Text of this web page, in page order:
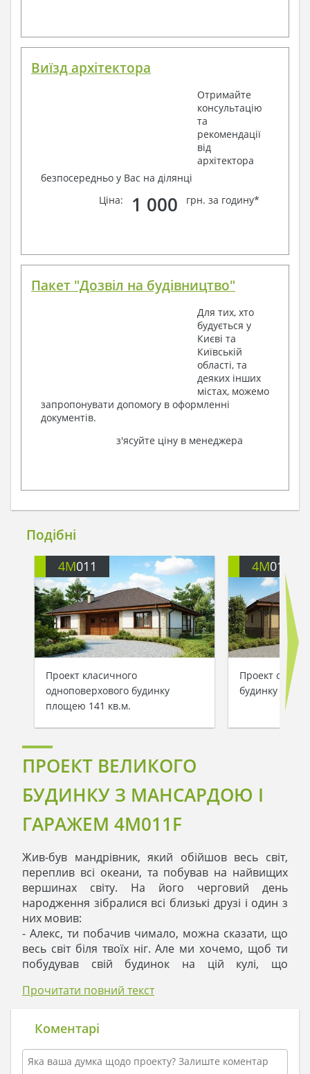
Виїзд архітектора
Отримайте
консультацію
та
рекомендації
від
архітектора
безпосередньо у Вас на ділянці
Ціна:
1 000 грн. за годину*
Пакет "Дозвіл на будівництво"
Для тих, хто
будується у
Києві та
Київській
області, та
деяких інших
містах, можемо
запропонувати допомогу в оформленні
документів.
з'ясуйте ціну в менеджера
Подібні
4M011
Проект класичного
одноповерхового будинку
площею 141 кв.м.
4M011B
Проект
будинку з
ПРОЕКТ ВЕЛИКОГО
БУДИНКУ З МАНСАРДОЮ І
ГАРАЖЕМ 4M011F
Жив-був мандрівник, який обійшов весь світ,
переплив всі океани, та побував на найвищих
вершинах світу. На його черговий день
народження зібралися всі близькі друзі і один з
них мовив:
- Алекс, ти побачив чимало, можна сказати, що
весь світ біля твоїх ніг. Але ми хочемо, щоб ти
побудував свій будинок на цій кулі, що
даруємо тобі проект мальовничого особняка,
свої фото та знахідки. Нехай у тебе буде свій світ
Він простягнув Алексу папери, ошатно
перев'язані святковою стрічкою. Іменинник
Прочитати повний текст
Коментарі